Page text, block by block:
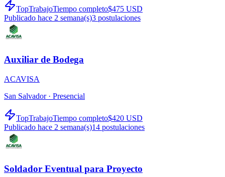
TopTrabajoTiempo completo$475 USD
Publicado hace 2 semana(s)3 postulaciones
Auxiliar de Bodega
ACAVISA
San Salvador · Presencial
TopTrabajoTiempo completo$420 USD
Publicado hace 2 semana(s)14 postulaciones
Soldador Eventual para Proyecto